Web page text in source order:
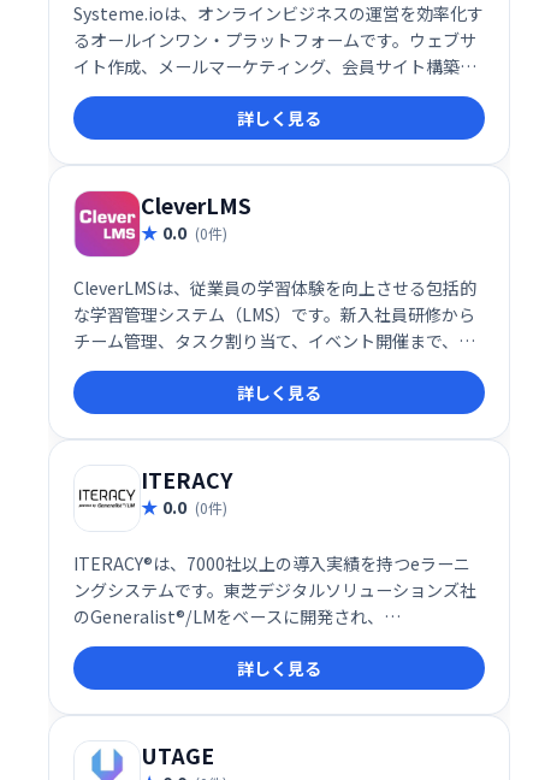
Systeme.ioは、オンラインビジネスの運営を効率化す
るオールインワン・プラットフォームです。ウェブサ
イト作成、メールマーケティング、会員サイト構築、
アフィリエイト機能など、ビジネスに必要なツールが
全て揃っています。30万人以上の起業家が利用し、そ
の信頼性を証明しています。規模や目的に関わらず、
オンラインビジネスの成長を強力にサポートします。
無料トライアルもご用意していますので、ぜひお試し
ください。
詳しく見る
CleverLMS
0.0 (0件)
CleverLMSは、従業員の学習体験を向上させる包括的
な学習管理システム（LMS）です。新入社員研修から
チーム管理、タスク割り当て、イベント開催まで、組
織の学習ニーズを網羅します。ゲーミフィケーション
やフィードバック機能でエンゲージメントを高め、ダ
ッシュボードによるデータ分析で効果的な意思決定を
支援します。直感的なUI、モバイル対応、カスタムブ
ランディングにも対応。よりスマートで効率的な職場
を実現します。
詳しく見る
ITERACY
0.0 (0件)
ITERACY®は、7000社以上の導入実績を持つeラーニ
ングシステムです。東芝デジタルソリューションズ社
のGeneralist®/LMをベースに開発され、
LMS(Learning Management System)として、企業
の学習・研修ニーズに対応します。効率的な学習環境
を提供し、従業員のスキルアップを支援します。
詳しく見る
UTAGE